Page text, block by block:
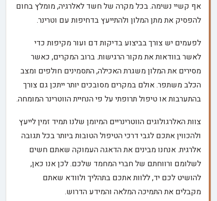
אף קשיי נשימה. בכל מקרה של חשד לאלרגיה, מומלץ בחום
להפסיק את מתן המלון ולהתייעץ בדחיפות עם וטרינר.
לפעמים יש צורך בביצוע בדיקות דם ועור מקיפות כדי
לאשר בוודאות את מקור הרגישות. ברוב המקרים, כאשר
מסירים את המלון משגרת האכילה, התסמינים חולפים ומצב
הכלב משתפר. אולם במקרים מסובכים יותר ייתכן גם צורך
בהתערבות או טיפול תרופתי על פי הנחיית הווטרינר המומחה.
צוות האלרגולוגים הווטרינריים המיומן שלנו תמיד זמין לייעץ
ולהכווין אתכם לגבי דרכי הטיפול הטובות ביותר בכל תגובה
אלרגית. אנחנו מבינים את הדאגה העמוקה שאתם חשים
לשלומם ורווחתם של חברי המחמד שלכם. לכן אנו כאן,
להושיט לכם יד, ללוות אתכם בתהליך ולוודא שאתם
מקבלים את התמיכה המלאה והמידע הדרוש.